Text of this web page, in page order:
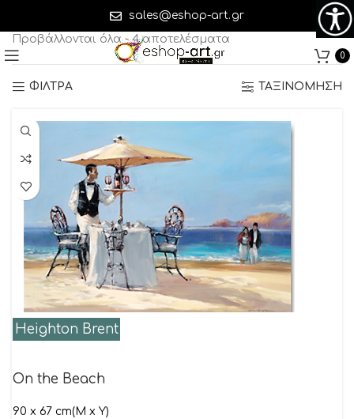
sales@eshop-art.gr
0
Προβάλλονται όλα - 4 αποτελέσματα
ΦΙΛΤΡΑ ΤΑΞΙΝΟΜΗΣΗ
Heighton Brent
On the Beach
90 x 67 cm(M x Y)